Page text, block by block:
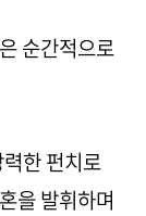
순간적으로
한 펀치로
을 발휘하며